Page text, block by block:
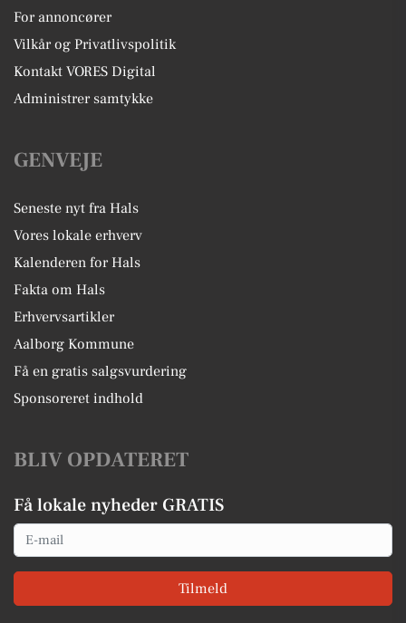
For annoncører
Vilkår og Privatlivspolitik
Kontakt VORES Digital
Administrer samtykke
GENVEJE
Seneste nyt fra Hals
Vores lokale erhverv
Kalenderen for Hals
Fakta om Hals
Erhvervsartikler
Aalborg Kommune
Få en gratis salgsvurdering
Sponsoreret indhold
BLIV OPDATERET
Få lokale nyheder GRATIS
Email
Tilmeld